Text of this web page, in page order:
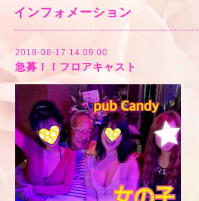
インフォメーション
2018-08-17 14:09:00
急募！！フロアキャスト